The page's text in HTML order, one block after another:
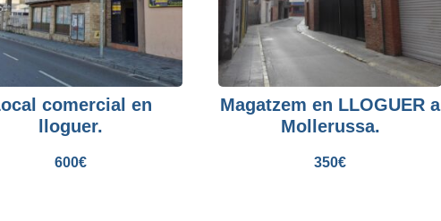
comercial en
lloguer.
600€
Magatzem en LLOGUER a
Mollerussa.
350€